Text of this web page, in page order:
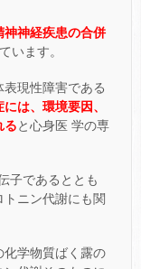
神神経疾患の合併
います。
現性障害である
は、環境要因、
ると心身医 学の専
子であるととも
ニン代謝にも関
化学物質ばく露の